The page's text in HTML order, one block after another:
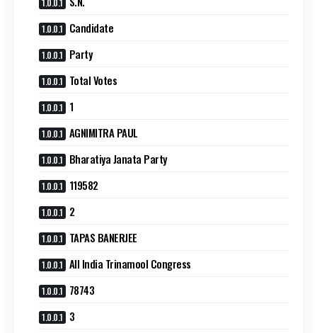
Candidate
Party
Total Votes
1
AGNIMITRA PAUL
Bharatiya Janata Party
119582
2
TAPAS BANERJEE
All India Trinamool Congress
78743
3